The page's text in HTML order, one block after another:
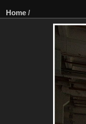
Home /